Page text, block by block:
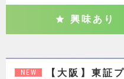
興味あり
NEW
【大阪】東証